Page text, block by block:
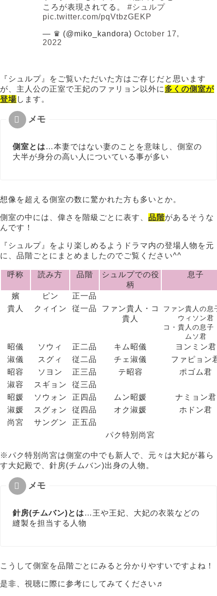
ころが表現されてる。 #シュルプ
pic.twitter.com/pqVtbzGEKP
— ♛ (@miko_kandora) October 17,
2022
『シュルプ』をご覧いただいた方はご存じだと思います
が、主人公の正室で王妃のファリョン以外に 多くの側室が
登場します。
側室とは …本妻ではない妻のことを意味し、側室の
大半が身分の高い人についている事が多い
想像を超える側室の数に驚かれた方も多いとか。
側室の中には、偉さを階級ごとに表す、 品階があるそうな
んです！
『シュルプ』をより楽しめるようドラマ内の登場人物を元
に、品階ごとにまとめましたのでご覧ください^^
呼称 読み方 品階
シュルプでの役
柄
息子
嬪 ピン
正一品
貴人
クィイン 従一品
ファン貴人・コ
貴人
ファン貴人の息
ウィソン君
コ・貴人の息子
ムソ君
昭儀 ソウィ 正二品 キム昭儀
ヨンミン君
淑儀
スグィ 従二品 チェ淑儀
ファピョン
昭容
ソヨン 正三品 テ昭容
ポゴム君
淑容
スギョン
従三品
昭媛
ソウォン 正四品 ムン昭媛
ナミョン君
淑媛
スグォン 従四品 オク淑媛
ホドン君
尚宮
サングン
正五品
パク特別尚宮
※パク特別尚宮は側室の中でも新人で、元々は大妃が暮ら
す大妃殿で、針房(チムバン)出身の人物。
針房(チムバン)とは …王や王妃、大妃の衣装などの
縫製を担当する人物
こうして側室を品階ごとにみると分かりやすいですよね！
是非、視聴に際に参考にしてみてください♬